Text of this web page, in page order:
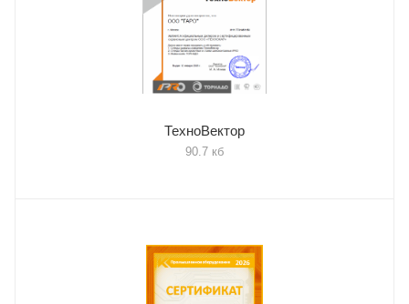
ТехноВектор
90.7 кб